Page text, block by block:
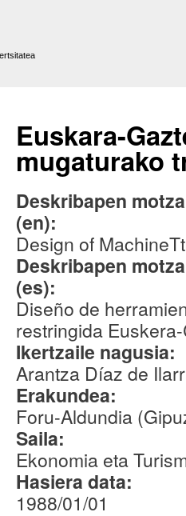
Euskara-
mugaturako
Deskribapen
(en):
Design of
Deskribapen
(es):
Diseño de
restringida
Ikertzaile nagusia:
Arantza Díaz de
Erakundea:
Foru-Aldundia
Saila:
Ekonomia eta
Hasiera data:
1988/01/01